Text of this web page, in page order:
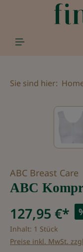
springen
Sie sind hier:
Bildergalerie
ABC Breast Care
ABC
127,95 €*
Inhalt: 1 Stück
Preise inkl. MwSt.